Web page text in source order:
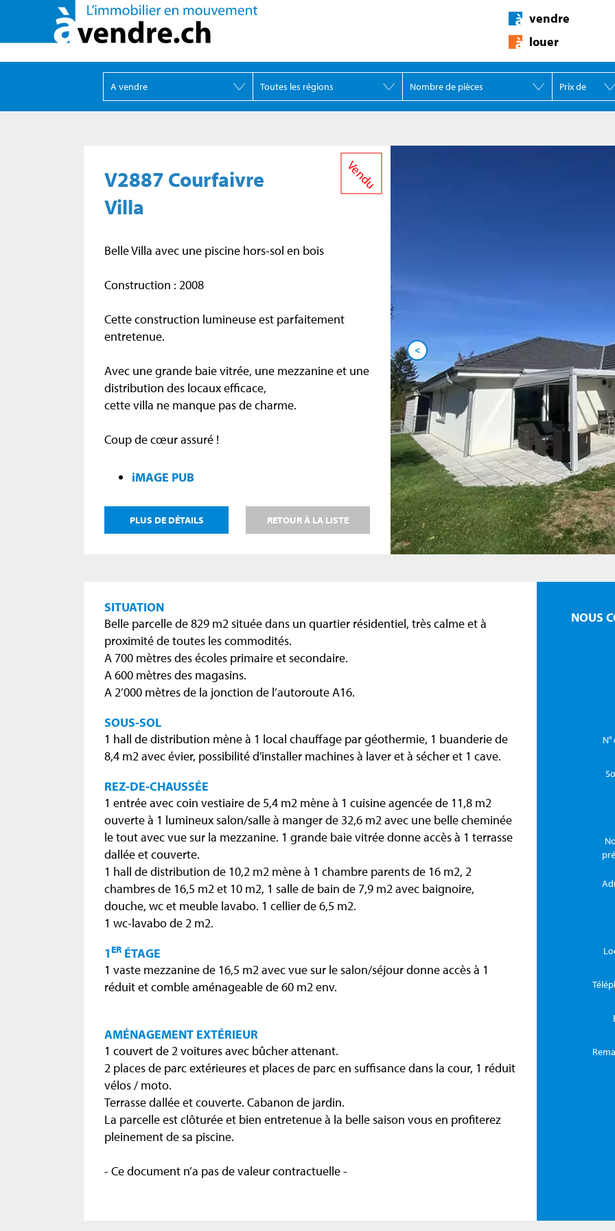
vendre
louer
V2887 Courfaivre
Villa
Vendu
Belle Villa avec une piscine hors-sol en bois
Construction : 2008
Cette construction lumineuse est parfaitement
entretenue.
Avec une grande baie vitrée, une mezzanine et une
distribution des locaux efficace,
cette villa ne manque pas de charme.
Coup de cœur assuré !
iMAGE PUB
PLUS DE DÉTAILS RETOUR À LA LISTE
<
SITUATION
Belle parcelle de 829 m2 située dans un quartier résidentiel, très calme et à
proximité de toutes les commodités.
A 700 mètres des écoles primaire et secondaire.
A 600 mètres des magasins.
A 2’000 mètres de la jonction de l’autoroute A16.
SOUS-SOL
1 hall de distribution mène à 1 local chauffage par géothermie, 1 buanderie de
8,4 m2 avec évier, possibilité d’installer machines à laver et à sécher et 1 cave.
REZ-DE-CHAUSSÉE
1 entrée avec coin vestiaire de 5,4 m2 mène à 1 cuisine agencée de 11,8 m2
ouverte à 1 lumineux salon/salle à manger de 32,6 m2 avec une belle cheminée
le tout avec vue sur la mezzanine. 1 grande baie vitrée donne accès à 1 terrasse
dallée et couverte.
1 hall de distribution de 10,2 m2 mène à 1 chambre parents de 16 m2, 2
chambres de 16,5 m2 et 10 m2, 1 salle de bain de 7,9 m2 avec baignoire,
douche, wc et meuble lavabo. 1 cellier de 6,5 m2.
1 wc-lavabo de 2 m2.
1 ER ÉTAGE
1 vaste mezzanine de 16,5 m2 avec vue sur le salon/séjour donne accès à 1
réduit et comble aménageable de 60 m2 env.
AMÉNAGEMENT EXTÉRIEUR
1 couvert de 2 voitures avec bûcher attenant.
2 places de parc extérieures et places de parc en suffisance dans la cour, 1 réduit
vélos / moto.
Terrasse dallée et couverte. Cabanon de jardin.
La parcelle est clôturée et bien entretenue à la belle saison vous en profiterez
pleinement de sa piscine.
- Ce document n’a pas de valeur contractuelle -
NOUS